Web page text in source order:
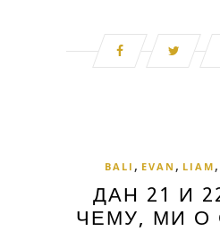
BALI , EVAN , LIAM ,
ДАН 21 И
ЧЕМУ, МИ О